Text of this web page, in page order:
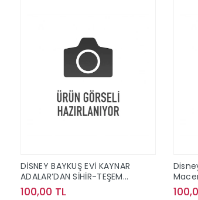
DİSNEY BAYKUŞ EVİ KAYNAR
ADALAR’DAN SİHİR-TEŞEM
MACERALAR
100,00 TL